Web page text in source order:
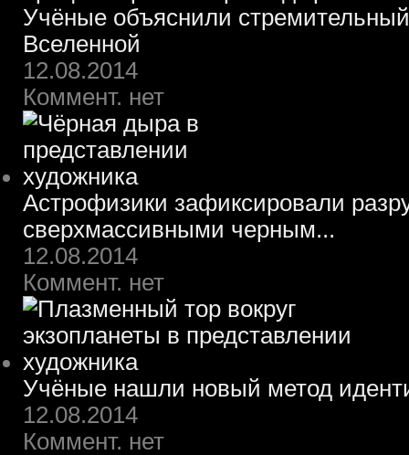
Учёные объяснили
Вселенной
12.08.2014
Коммент. нет
Астрофизики зафиксировали
сверхмассивными черным...
12.08.2014
Коммент. нет
Учёные нашли новый метод
12.08.2014
Коммент. нет